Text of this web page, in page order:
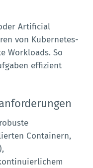
Artificial
von Kubernetes-
Workloads. So
effizient
Containern,